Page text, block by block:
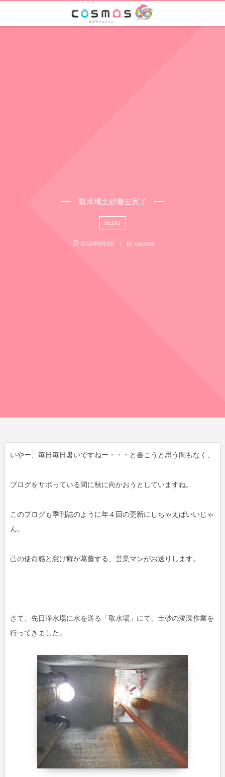
取水場土砂撤去完了
BLOG
2015年9月9日 By cosmos
いやー、毎日毎日暑いですねー・・・と書こうと思う間もなく、
ブログをサボっている間に秋に向かおうとしていますね。
このブログも季刊誌のように年４回の更新にしちゃえばいいじゃ
ん。
己の使命感と怠け癖が葛藤する、営業マンがお送りします。
さて、先日浄水場に水を送る「取水場」にて、土砂の浚渫作業を
行ってきました。